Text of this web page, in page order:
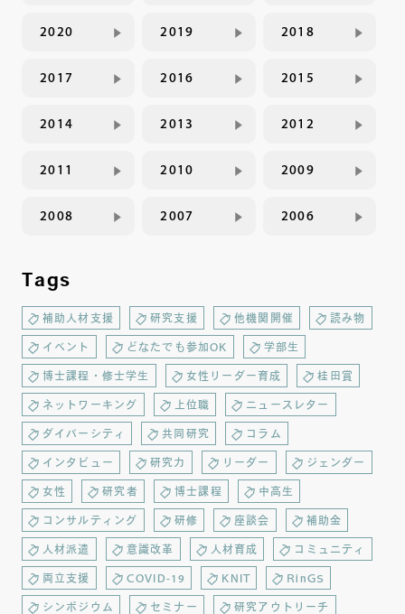
2020 2019 2018
2017 2016 2015
2014 2013 2012
2011 2010 2009
2008 2007 2006
Tags
補助人材支援 研究支援 他機関開催 読み物
イベント どなたでも参加OK 学部生
博士課程・修士学生 女性リーダー育成 桂田賞
ネットワーキング 上位職 ニュースレター
ダイバーシティ 共同研究 コラム
インタビュー 研究力 リーダー ジェンダー
女性 研究者 博士課程 中高生
コンサルティング 研修 座談会 補助金
人材派遣 意識改革 人材育成 コミュニティ
両立支援 COVID-19 KNIT RinGS
シンポジウム セミナー 研究アウトリーチ